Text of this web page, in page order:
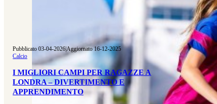
Pubblicato 03-04-2026|Aggiornato 16-12-2025
Calcio
I MIGLIORI CAMPI PER RAGAZZE A
LONDRA – DIVERTIMENTO E
APPRENDIMENTO